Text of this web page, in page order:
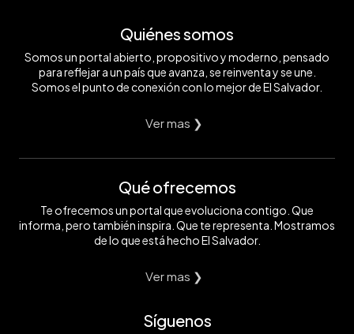
Quiénes somos
Somos un portal abierto, propositivo y moderno, pensado
para reflejar a un país que avanza, se reinventa y se une.
Somos el punto de conexión con lo mejor de El Salvador.
Ver mas ❯
Qué ofrecemos
Te ofrecemos un portal que evoluciona contigo. Que
informa, pero también inspira. Que te representa. Mostramos
de lo que está hecho El Salvador.
Ver mas ❯
Síguenos